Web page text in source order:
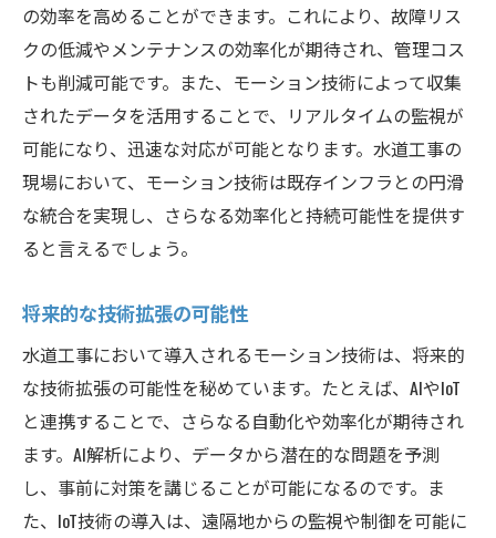
の効率を高めることができます。これにより、故障リス
クの低減やメンテナンスの効率化が期待され、管理コス
トも削減可能です。また、モーション技術によって収集
されたデータを活用することで、リアルタイムの監視が
可能になり、迅速な対応が可能となります。水道工事の
現場において、モーション技術は既存インフラとの円滑
な統合を実現し、さらなる効率化と持続可能性を提供す
ると言えるでしょう。
将来的な技術拡張の可能性
水道工事において導入されるモーション技術は、将来的
な技術拡張の可能性を秘めています。たとえば、AIやIoT
と連携することで、さらなる自動化や効率化が期待され
ます。AI解析により、データから潜在的な問題を予測
し、事前に対策を講じることが可能になるのです。ま
た、IoT技術の導入は、遠隔地からの監視や制御を可能に